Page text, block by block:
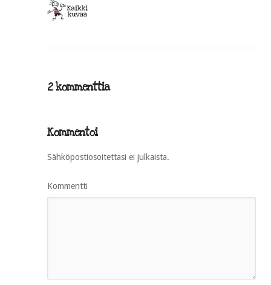
2 kommenttia
Kommentoi
Sähköpostiosoitettasi ei julkaista.
Kommentti